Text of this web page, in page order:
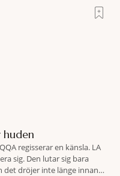
huden
regisserar en känsla. LA
sig. Den lutar sig bara
det dröjer inte länge innan